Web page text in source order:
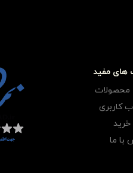
های مفید
محصولات
کاربری
با ما